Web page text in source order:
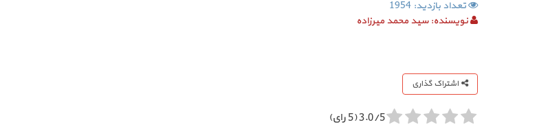
تعداد بازدید: 1954
نویسنده:سید محمد میرزاده
اشتراک گذاری
3.0/5 (5 رای)